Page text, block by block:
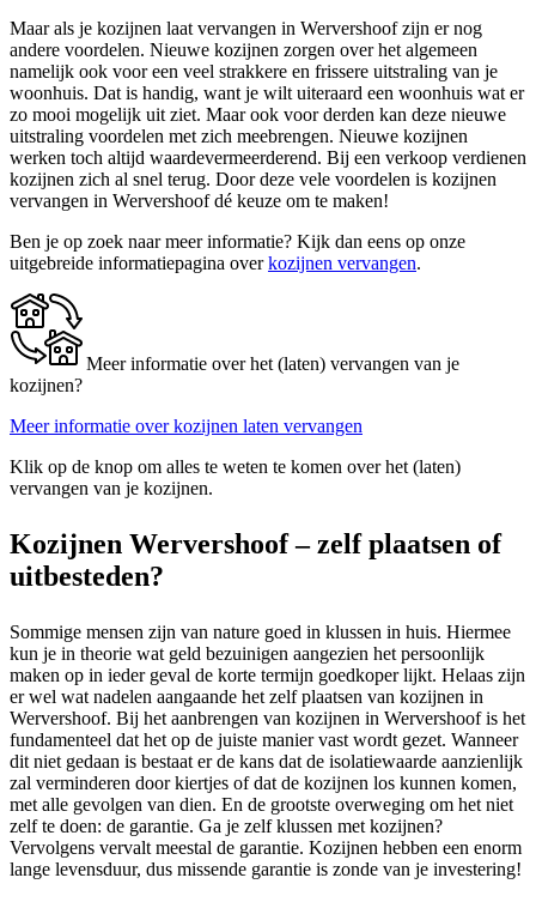
Maar als je kozijnen laat vervangen in Wervershoof zijn er nog
andere voordelen. Nieuwe kozijnen zorgen over het algemeen
namelijk ook voor een veel strakkere en frissere uitstraling van je
woonhuis. Dat is handig, want je wilt uiteraard een woonhuis wat er
zo mooi mogelijk uit ziet. Maar ook voor derden kan deze nieuwe
uitstraling voordelen met zich meebrengen. Nieuwe kozijnen
werken toch altijd waardevermeerderend. Bij een verkoop verdienen
kozijnen zich al snel terug. Door deze vele voordelen is kozijnen
vervangen in Wervershoof dé keuze om te maken!
Ben je op zoek naar meer informatie? Kijk dan eens op onze
uitgebreide informatiepagina overkozijnen vervangen.
Meer informatie over het (laten) vervangen van je
kozijnen?
Meer informatie over kozijnen laten vervangen
Klik op de knop om alles te weten te komen over het (laten)
vervangen van je kozijnen.
Kozijnen Wervershoof – zelf plaatsen of
uitbesteden?
Sommige mensen zijn van nature goed in klussen in huis. Hiermee
kun je in theorie wat geld bezuinigen aangezien het persoonlijk
maken op in ieder geval de korte termijn goedkoper lijkt. Helaas zijn
er wel wat nadelen aangaande het zelf plaatsen van kozijnen in
Wervershoof. Bij het aanbrengen van kozijnen in Wervershoof is het
fundamenteel dat het op de juiste manier vast wordt gezet. Wanneer
dit niet gedaan is bestaat er de kans dat de isolatiewaarde aanzienlijk
zal verminderen door kiertjes of dat de kozijnen los kunnen komen,
met alle gevolgen van dien. En de grootste overweging om het niet
zelf te doen: de garantie. Ga je zelf klussen met kozijnen?
Vervolgens vervalt meestal de garantie. Kozijnen hebben een enorm
lange levensduur, dus missende garantie is zonde van je investering!